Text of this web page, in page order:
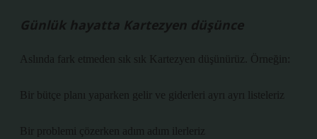
Günlük hayatta Kartezyen düşünce
Aslında fark etmeden sık sık Kartezyen düşünürüz. Örneğin:
Bir bütçe planı yaparken gelir ve giderleri ayrı ayrı listeleriz
Bir problemi çözerken adım adım ilerleriz